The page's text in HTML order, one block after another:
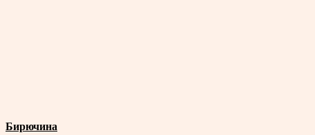
Бирючина